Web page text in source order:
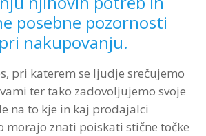
po temahtimskega dela”
posebne pozornosti
nakupovanju.
pri katerem se ljudje srečujemo
ter tako zadovoljujemo svoje
na to kje in kaj prodajalci
morajo znati poiskati stične točke